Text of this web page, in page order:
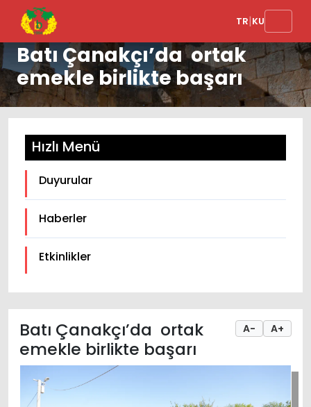
TR|KU
Batı Çanakçı’da ortak
emekle birlikte başarı
Hızlı Menü
Duyurular
Haberler
Etkinlikler
A- A+
Batı Çanakçı’da ortak
emekle birlikte başarı